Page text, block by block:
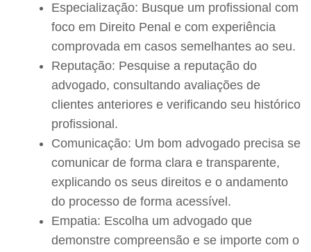
Especialização: Busque um profissional com
foco em Direito Penal e com experiência
comprovada em casos semelhantes ao seu.
Reputação: Pesquise a reputação do
advogado, consultando avaliações de
clientes anteriores e verificando seu histórico
profissional.
Comunicação: Um bom advogado precisa se
comunicar de forma clara e transparente,
explicando os seus direitos e o andamento
do processo de forma acessível.
Empatia: Escolha um advogado que
demonstre compreensão e se importe com o